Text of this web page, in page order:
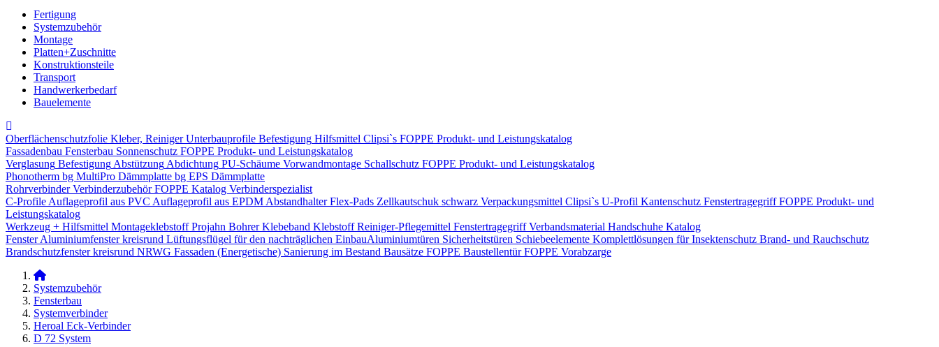
Fertigung
Systemzubehör
Montage
Platten+Zuschnitte
Konstruktionsteile
Transport
Handwerkerbedarf
Bauelemente
Oberflächenschutzfolie Kleber, Reiniger Unterbauprofile Befestigung Hilfsmittel Clipsi`s FOPPE Produkt- und Leistungskatalog
Fassadenbau Fensterbau Sonnenschutz FOPPE Produkt- und Leistungskatalog
Verglasung Befestigung Abstützung Abdichtung PU-Schäume Vorwandmontage Schallschutz FOPPE Produkt- und Leistungskatalog
Phonotherm bg MultiPro Dämmplatte bg EPS Dämmplatte
Rohrverbinder Verbinderzubehör FOPPE Katalog Verbinderspezialist
C-Profile Auflageprofil aus PVC Auflageprofil aus EPDM Abstandhalter Flex-Pads Zellkautschuk schwarz Verpackungsmittel Clipsi`s U-Profil Kantenschutz Fenstertragegriff FOPPE Produkt- und
Leistungskatalog
Werkzeug + Hilfsmittel Montageklebstoff Projahn Bohrer Klebeband Klebstoff Reiniger-Pflegemittel Fenstertragegriff Verbandsmaterial Handschuhe Katalog
Fenster Aluminiumfenster kreisrund Lüftungsflügel für den nachträglichen Einbau​Aluminiumtüren Sicherheitstüren Schiebeelemente Komplettlösungen für Insektenschutz Brand- und Rauchschutz​
Brandschutzfenster kreisrund NRWG Fassaden (Energetische) Sanierung im Bestand Bausätze FOPPE Baustellentür FOPPE Vorabzarge
Systemzubehör
Fensterbau
Systemverbinder
Heroal Eck-Verbinder
D 72 System